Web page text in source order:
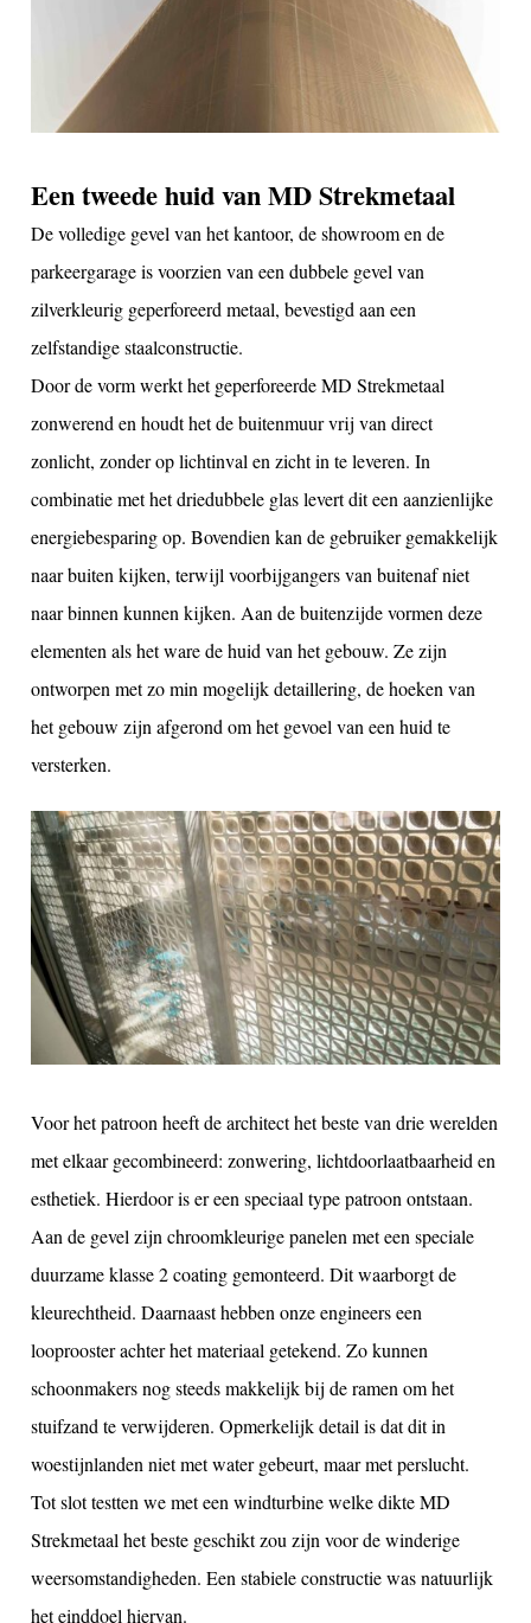
Een tweede huid van MD Strekmetaal
De volledige gevel van het kantoor, de showroom en de
parkeergarage is voorzien van een dubbele gevel van
zilverkleurig geperforeerd metaal, bevestigd aan een
zelfstandige staalconstructie.
Door de vorm werkt het geperforeerde MD Strekmetaal
zonwerend en houdt het de buitenmuur vrij van direct
zonlicht, zonder op lichtinval en zicht in te leveren. In
combinatie met het driedubbele glas levert dit een aanzienlijke
energiebesparing op. Bovendien kan de gebruiker gemakkelijk
naar buiten kijken, terwijl voorbijgangers van buitenaf niet
naar binnen kunnen kijken. Aan de buitenzijde vormen deze
elementen als het ware de huid van het gebouw. Ze zijn
ontworpen met zo min mogelijk detaillering, de hoeken van
het gebouw zijn afgerond om het gevoel van een huid te
versterken.
Voor het patroon heeft de architect het beste van drie werelden
met elkaar gecombineerd: zonwering, lichtdoorlaatbaarheid en
esthetiek. Hierdoor is er een speciaal type patroon ontstaan.
Aan de gevel zijn chroomkleurige panelen met een speciale
duurzame klasse 2 coating gemonteerd. Dit waarborgt de
kleurechtheid. Daarnaast hebben onze engineers een
looprooster achter het materiaal getekend. Zo kunnen
schoonmakers nog steeds makkelijk bij de ramen om het
stuifzand te verwijderen. Opmerkelijk detail is dat dit in
woestijnlanden niet met water gebeurt, maar met perslucht.
Tot slot testten we met een windturbine welke dikte MD
Strekmetaal het beste geschikt zou zijn voor de winderige
weersomstandigheden. Een stabiele constructie was natuurlijk
het einddoel hiervan.